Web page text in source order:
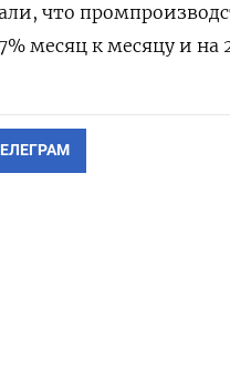
что
месяц к месяцу и на